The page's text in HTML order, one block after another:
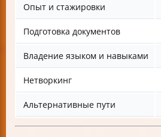
Опыт и стажировки
Подготовка документов
Владение языком и навыками
Нетворкинг
Альтернативные пути